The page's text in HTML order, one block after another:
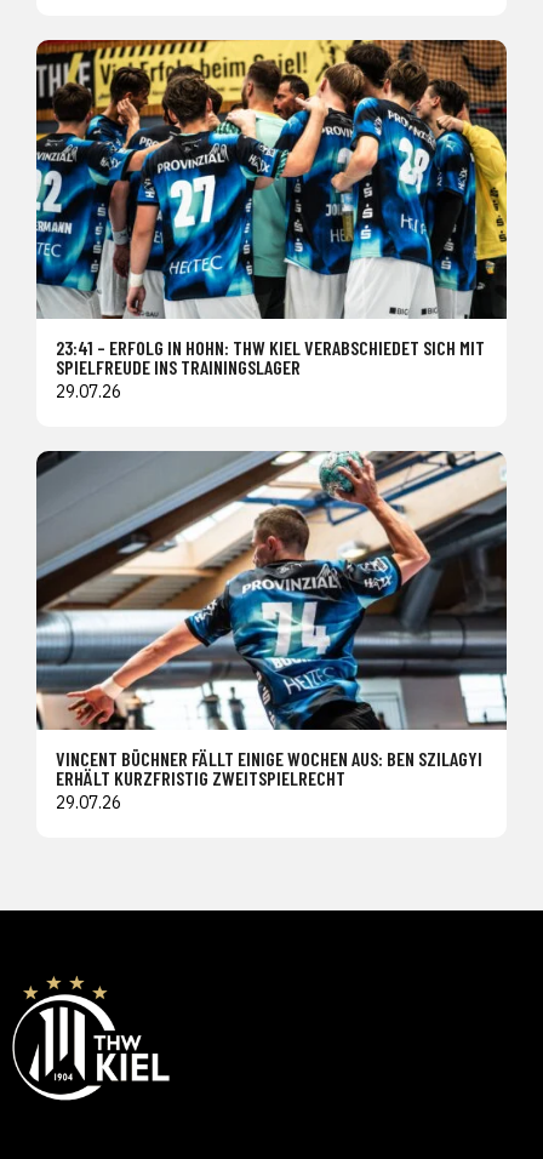
23:41 – ERFOLG IN HOHN: THW KIEL VERABSCHIEDET SICH MIT
SPIELFREUDE INS TRAININGSLAGER
29.07.26
VINCENT BÜCHNER FÄLLT EINIGE WOCHEN AUS: BEN SZILAGYI
ERHÄLT KURZFRISTIG ZWEITSPIELRECHT
29.07.26